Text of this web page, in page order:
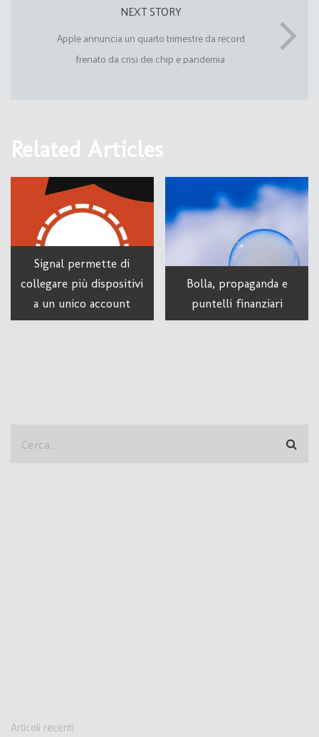
NEXT STORY
Apple annuncia un quarto trimestre da record
frenato da crisi dei chip e pandemia
Related Articles
Signal permette di
collegare più dispositivi
a un unico account
Bolla, propaganda e
puntelli finanziari
Articoli recenti